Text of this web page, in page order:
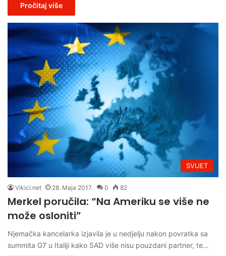
Pročitaj više
SVIJET
Vikici.net 28. Maja 2017. 0 82
Merkel poručila: “Na Ameriku se više ne
može osloniti”
Njemačka kancelarka izjavila je u nedjelju nakon povratka sa
summita G7 u Italiji kako SAD više nisu pouzdani partner, te…